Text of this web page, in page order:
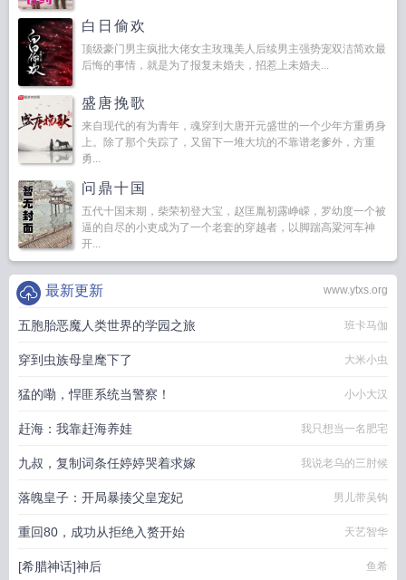
白日偷欢
顶级豪门男主疯批大佬女主玫瑰美人后续男主强势宠双洁简欢最
后悔的事情，就是为了报复未婚夫，招惹上未婚夫...
盛唐挽歌
来自现代的有为青年，魂穿到大唐开元盛世的一个少年方重勇身
上。除了那个失踪了，又留下一堆大坑的不靠谱老爹外，方重
勇...
问鼎十国
五代十国末期，柴荣初登大宝，赵匡胤初露峥嵘，罗幼度一个被
逼的自尽的小吏成为了一个老套的穿越者，以脚踹高粱河车神
开...
www.ytxs.org
最新更新
五胞胎恶魔人类世界的学园之旅 班卡马伽
穿到虫族母皇麾下了 大米小虫
猛的嘞，悍匪系统当警察！ 小小大汉
赶海：我靠赶海养娃 我只想当一名肥宅
九叔，复制词条任婷婷哭着求嫁 我说老乌的三肘候
落魄皇子：开局暴揍父皇宠妃 男儿带吴钩
重回80，成功从拒绝入赘开始 天艺智华
[希腊神话]神后 鱼希